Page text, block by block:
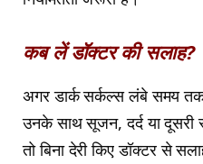
कब लें डॉक्टर की सलाह?
अगर डार्क सर्कल्स लंबे समय
उनके साथ सूजन, दर्द या दूसरी
तो बिना देरी किए डॉक्टर से